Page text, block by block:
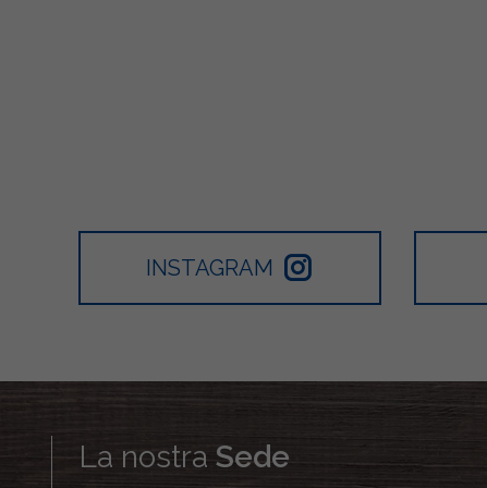
INSTAGRAM
La nostra Sede